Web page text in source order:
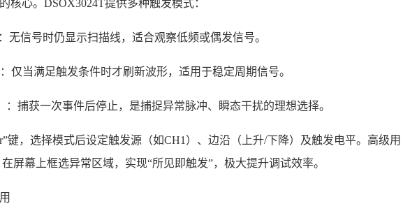
核心。DSOX3024T提供多种触发模式：
无信号时仍显示扫描线，适合观察低频或偶发信号。
仅当满足触发条件时才刷新波形，适用于稳定周期信号。
：捕获一次事件后停止，是捕捉异常脉冲、瞬态干扰的理想选择。
键，选择模式后设定触发源（如CH1）、边沿（上升/下降）及触发电平。高级用
屏幕上框选异常区域，实现“所见即触发”，极大提升调试效率。